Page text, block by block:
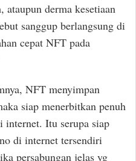
ataupun derma kesetiaan
sanggup berlangsung di
cepat NFT pada
NFT menyimpan
siap menerbitkan penuh
internet. Itu serupa siap
di internet tersendiri
persabungan jelas yg